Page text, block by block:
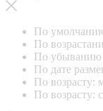
По
По
По
По дате
По возрасту:
По возрасту: